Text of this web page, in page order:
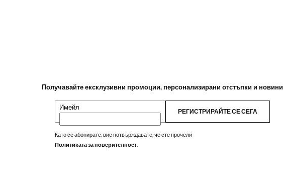
Получавайте ексклузивни промоции, персонализирани отстъпки и новини
Имейл РЕГИСТРИРАЙТЕ СЕ СЕГА
Като се абонирате, вие потвърждавате, че сте прочели
Политиката за поверителност.